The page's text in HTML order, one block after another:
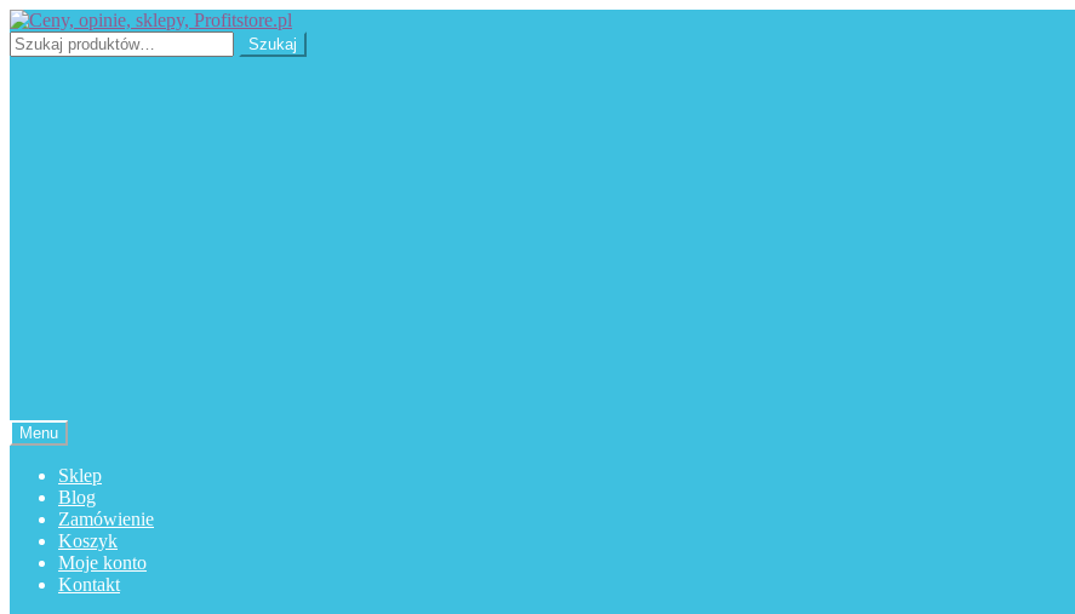
Przejdź
do
nawigacji
Przejdź
do
treści
Szukaj: Szukaj
Menu
Sklep
Blog
Zamówienie
Koszyk
Moje konto
Kontakt